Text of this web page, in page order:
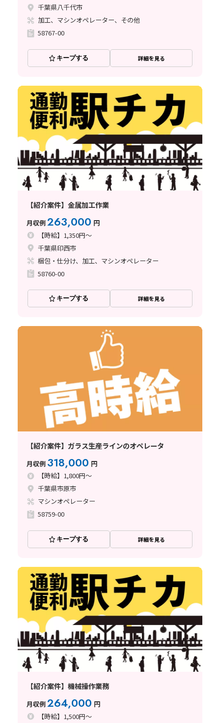
千葉県八千代市
加工、マシンオペレーター、その他
58767-00
キープする 詳細を見る
【紹介案件】金属加工作業
月収例263,000 円
【時給】1,350円～
千葉県印西市
梱包・仕分け、加工、マシンオペレーター
58760-00
キープする 詳細を見る
【紹介案件】ガラス生産ラインのオペレータ
月収例 318,000 円
【時給】1,800円～
千葉県市原市
マシンオペレーター
58759-00
キープする 詳細を見る
【紹介案件】機械操作業務
月収例264,000 円
【時給】1,500円～